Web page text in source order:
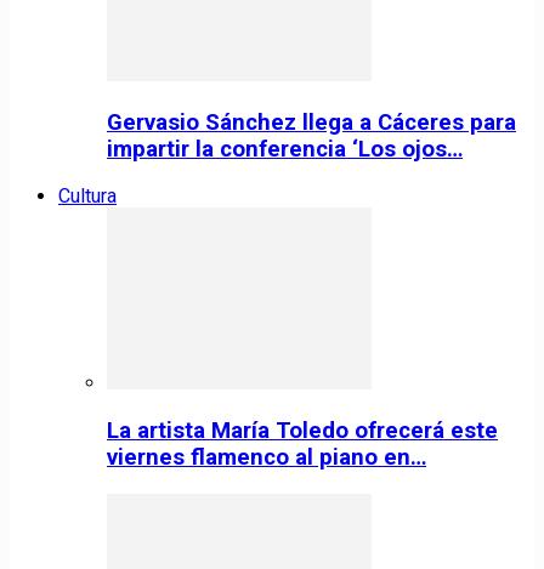
Gervasio Sánchez llega a Cáceres para
impartir la conferencia ‘Los ojos…
Cultura
La artista María Toledo ofrecerá este
viernes flamenco al piano en…